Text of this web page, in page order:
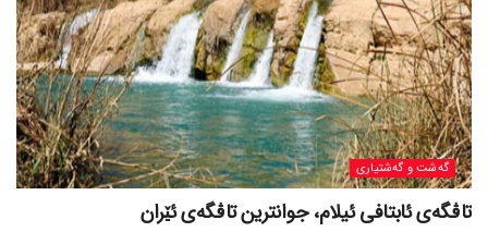
گه‌شت و گه‌شتیاری
تاڤگەی ئابتافی ئیلام، جوانترین تاڤگەی ئێران